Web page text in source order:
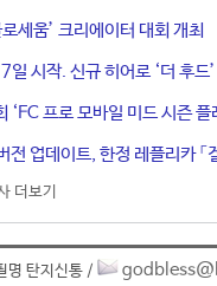
세움’ 크리에이터 대회 개최
시작. 신규 히어로 ‘더 후드
‘FC 프로 모바일 미드 시즌
업데이트, 한정 레플리카 「
더보기
명 탄지신통 /